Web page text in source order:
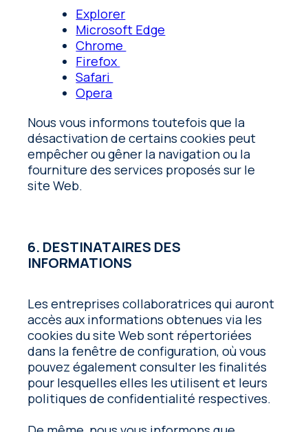
Explorer
Microsoft Edge
Chrome
Firefox
Safari
Opera
Nous vous informons toutefois que la
désactivation de certains cookies peut
empêcher ou gêner la navigation ou la
fourniture des services proposés sur le
site Web.
6. DESTINATAIRES DES
INFORMATIONS
Les entreprises collaboratrices qui auront
accès aux informations obtenues via les
cookies du site Web sont répertoriées
dans la fenêtre de configuration, où vous
pouvez également consulter les finalités
pour lesquelles elles les utilisent et leurs
politiques de confidentialité respectives.